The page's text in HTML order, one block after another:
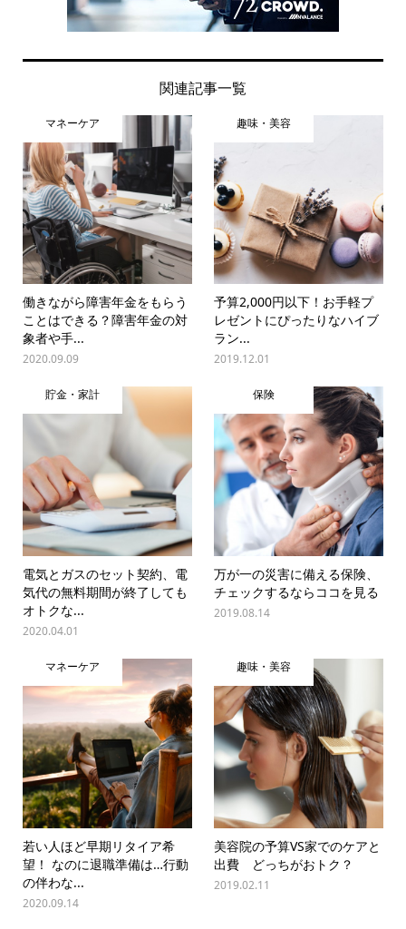
関連記事一覧
マネーケア
働きながら障害年金をもらう
ことはできる？障害年金の対
象者や手...
2020.09.09
趣味・美容
予算2,000円以下！お手軽プ
レゼントにぴったりなハイブ
ラン...
2019.12.01
貯金・家計
電気とガスのセット契約、電
気代の無料期間が終了しても
オトクな...
2020.04.01
保険
万が一の災害に備える保険、
チェックするならココを見る
2019.08.14
マネーケア
若い人ほど早期リタイア希
望！ なのに退職準備は…行動
の伴わな...
2020.09.14
趣味・美容
美容院の予算VS家でのケアと
出費 どっちがおトク？
2019.02.11